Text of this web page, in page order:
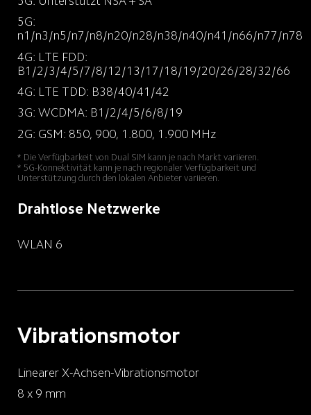
5G:
n1/n3/n5/n7/n8/n20/n28/n38/n40/n41/n66/n77/n78
4G: LTE FDD:
B1/2/3/4/5/7/8/12/13/17/18/19/20/26/28/32/66
4G: LTE TDD: B38/40/41/42
3G: WCDMA: B1/2/4/5/6/8/19
2G: GSM: 850, 900, 1.800, 1.900 MHz
* Die Verfügbarkeit von Dual SIM kann je nach Markt variieren.
* 5G-Konnektivität kann je nach regionaler Verfügbarkeit und
Unterstützung durch den lokalen Anbieter variieren.
Drahtlose Netzwerke
WLAN 6
Vibrationsmotor
Linearer X-Achsen-Vibrationsmotor
8 x 9 mm